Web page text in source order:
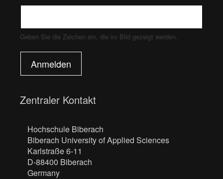
Geben Sie die Zeichen ein, die im Bild gezeigt werden.
Anmelden
Zentraler Kontakt
Hochschule Biberach
Biberach University of Applied Sciences
Karlstraße 6-11
D-88400 Biberach
Germany